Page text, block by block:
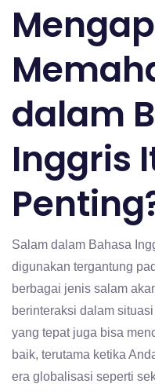
dalam
Inggris
Salam dalam Bahasa
digunakan tergantung
berbagai jenis salam
berinteraksi dalam
yang tepat juga bisa
baik, terutama ketika
era globalisasi seperti